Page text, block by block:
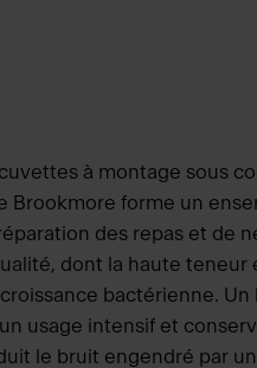
à montage sous
Brookmore forme un
des repas et de
dont la haute
bactérienne. Un
usage intensif et
le bruit engendré par